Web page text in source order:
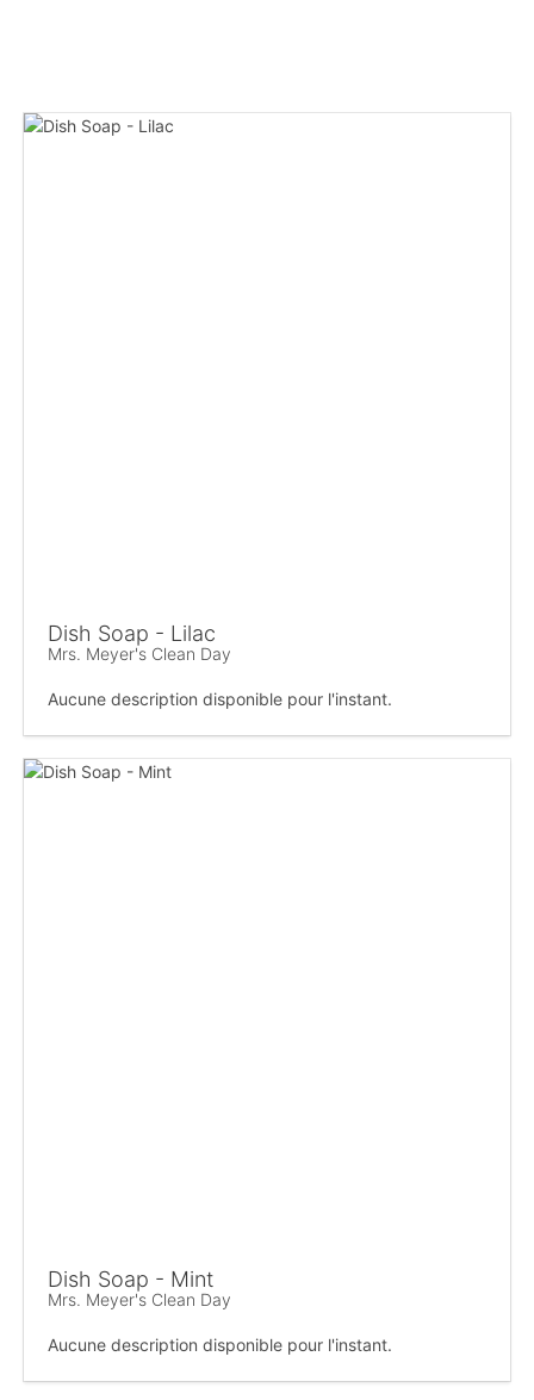
Dish Soap - Lilac
Mrs. Meyer's Clean Day
Aucune description disponible pour l'instant.
Dish Soap - Mint
Mrs. Meyer's Clean Day
Aucune description disponible pour l'instant.